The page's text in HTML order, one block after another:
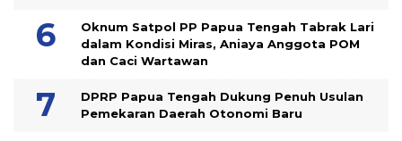
Oknum Satpol PP Papua Tengah Tabrak Lari
dalam Kondisi Miras, Aniaya Anggota POM
dan Caci Wartawan
DPRP Papua Tengah Dukung Penuh Usulan
Pemekaran Daerah Otonomi Baru